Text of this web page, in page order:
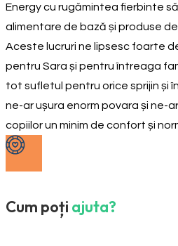
Energy cu rugămintea fierbinte
alimentare de bază și produse
Aceste lucruri ne lipsesc foarte
pentru Sara și pentru întreaga
tot sufletul pentru orice sprijin și
ne-ar ușura enorm povara și ne-
copiilor un minim de confort și
Cum poți ajuta?